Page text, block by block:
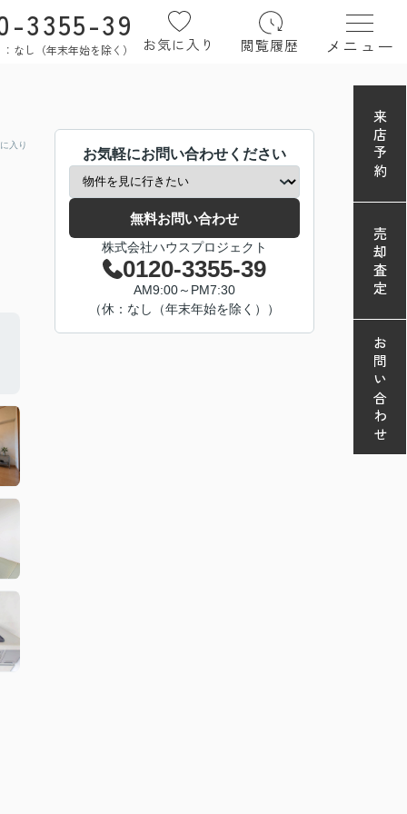
3355-39
なし（年末年始を除く） お気に入り 閲覧履歴 メニュー
入り
お気軽にお問い合わせください
無料お問い合わせ
株式会社ハウスプロジェクト
0120-3355-39
AM9:00～PM7:30
（休：なし（年末年始を除く））
来店予約
売却査定
お問い合わせ